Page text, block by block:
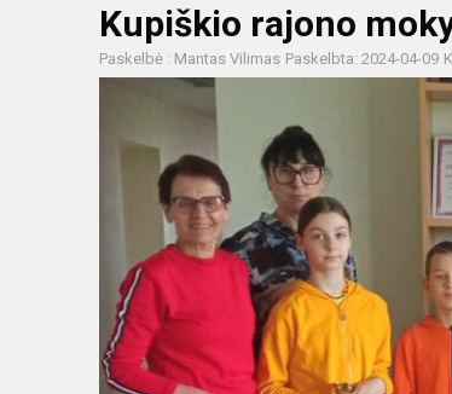
Kupiškio rajono
Paskelbė : Mantas Vilimas Paskelbta: 2024-04-09